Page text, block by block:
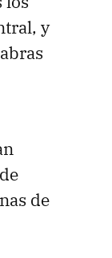
y
de